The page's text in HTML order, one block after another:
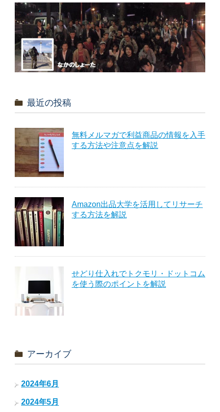
最近の投稿
無料メルマガで利益商品の情報を入手
する方法や注意点を解説
Amazon出品大学を活用してリサーチ
する方法を解説
せどり仕入れでトクモリ・ドットコム
を使う際のポイントを解説
アーカイブ
2024年6月
2024年5月